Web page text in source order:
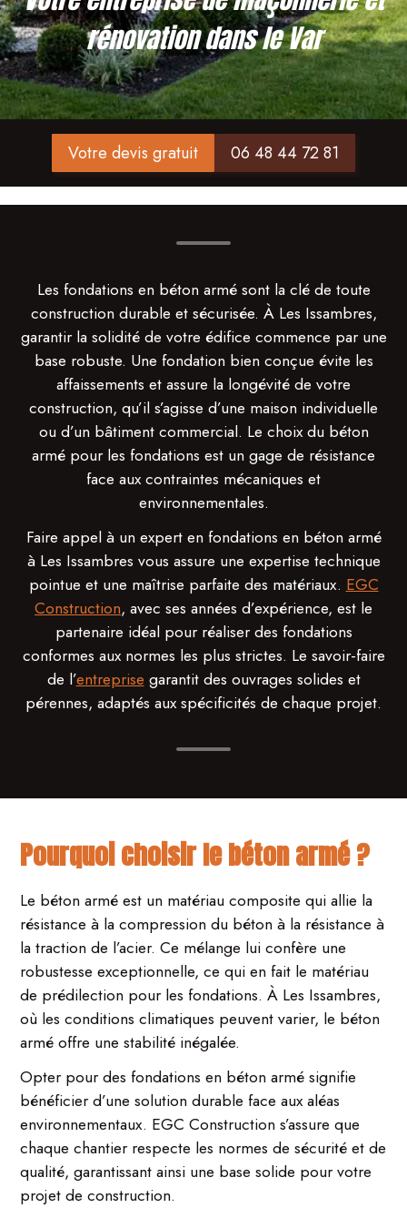
rénovation dans le Var
Votre devis gratuit 06 48 44 72 81
Les fondations en béton armé sont la clé de toute
construction durable et sécurisée. À Les Issambres,
garantir la solidité de votre édifice commence par une
base robuste. Une fondation bien conçue évite les
affaissements et assure la longévité de votre
construction, qu’il s’agisse d’une maison individuelle
ou d’un bâtiment commercial. Le choix du béton
armé pour les fondations est un gage de résistance
face aux contraintes mécaniques et
environnementales.
Faire appel à un expert en fondations en béton armé
à Les Issambres vous assure une expertise technique
pointue et une maîtrise parfaite des matériaux. EGC
Construction, avec ses années d’expérience, est le
partenaire idéal pour réaliser des fondations
conformes aux normes les plus strictes. Le savoir-faire
de l’entreprise garantit des ouvrages solides et
pérennes, adaptés aux spécificités de chaque projet.
Pourquoi choisir le béton armé ?
Le béton armé est un matériau composite qui allie la
résistance à la compression du béton à la résistance à
la traction de l’acier. Ce mélange lui confère une
robustesse exceptionnelle, ce qui en fait le matériau
de prédilection pour les fondations. À Les Issambres,
où les conditions climatiques peuvent varier, le béton
armé offre une stabilité inégalée.
Opter pour des fondations en béton armé signifie
bénéficier d’une solution durable face aux aléas
environnementaux. EGC Construction s’assure que
chaque chantier respecte les normes de sécurité et de
qualité, garantissant ainsi une base solide pour votre
projet de construction.